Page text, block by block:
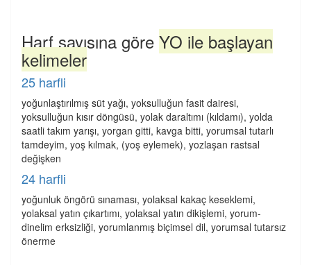
Harf sayısına göre YO ile başlayan
kelimeler
25 harfli
yoğunlaştırılmış süt yağı, yoksulluğun fasit dairesi,
yoksulluğun kısır döngüsü, yolak daraltımı (kıldamı), yolda
saatli takım yarışı, yorgan gitti, kavga bitti, yorumsal tutarlı
tamdeyim, yoş kılmak, (yoş eylemek), yozlaşan rastsal
değişken
24 harfli
yoğunluk öngörü sınaması, yolaksal kakaç keseklemi,
yolaksal yatın çıkartımı, yolaksal yatın dikişlemi, yorum-
dinelim erksizliği, yorumlanmış biçimsel dil, yorumsal tutarsız
önerme